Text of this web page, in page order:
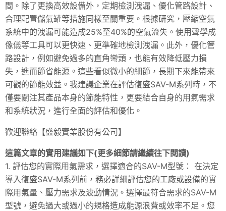
間。除了更換高效設備外，定期檢測洩漏、優化管路設計、
合理配置儲氣罐等措施同樣至關重要。根據研究，壓縮空氣
系統中的洩漏可能造成25%至40%的空氣流失。使用聲學成
像儀等工具可以更快速、更準確地檢測洩漏。此外，優化管
路設計，例如避免過多的直角彎頭，也能有效降低壓力損
失，進而節省能源。這些看似微小的細節，長期下來能帶來
可觀的節能效益。我建議企業在評估復盛SAV-M系列時，不
僅要關注其產品本身的節能特性，更要結合自身的用氣需求
和系統狀況，進行全面的評估和優化。
歡迎聯絡【盛毅實業股份有公司】
這篇文章的實用建議如下(更多細節請繼續往下閱讀)
1. 評估您的實際用氣需求，選擇適合的SAV-M型號： 在決定
導入復盛SAV-M系列前，務必詳細評估您的工廠或設備的實
際用氣量、壓力需求及波動情況。選擇最符合需求的SAV-M
型號，避免過大或過小的規格造成能源浪費或效率不足。您